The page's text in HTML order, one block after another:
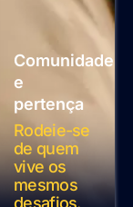
Comunidade
e
pertença
Rodeie-se
de quem
vive os
mesmos
desafios.